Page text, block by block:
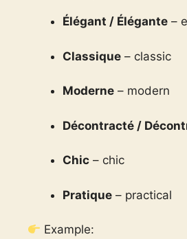
Élégant / Élégante –
Classique – classic
Moderne – modern
Décontracté /
Chic – chic
Pratique – practical
Example: